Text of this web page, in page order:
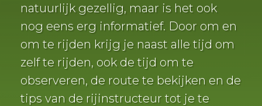
natuurlijk gezellig, maar is het ook
nog eens erg informatief. Door om en
om te rijden krijg je naast alle tijd om
zelf te rijden, ook de tijd om te
observeren, de route te bekijken en de
tips van de rijinstructeur tot je te